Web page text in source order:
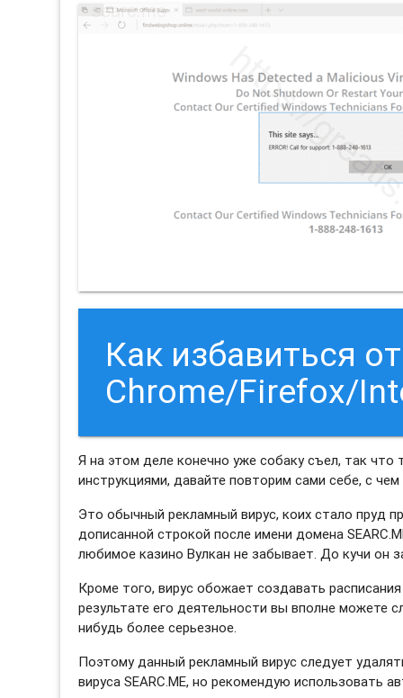
Как избавиться
Chrome/Firefox/
Я на этом деле конечно уже собаку съел, так
инструкциями, давайте повторим сами себе, с
Это обычный рекламный вирус, коих стало пруд
дописанной строкой после имени домена
любимое казино Вулкан не забывает. До кучи он
Кроме того, вирус обожает создавать
результате его деятельности вы вполне можете
нибудь более серьезное.
Поэтому данный рекламный вирус следует
вируса SEARC.ME, но рекомендую использовать